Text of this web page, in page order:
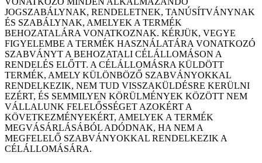
JOGSZABÁLYNAK, RENDELETNEK, TANÚSÍTVÁNYNAK
ÉS SZABÁLYNAK, AMELYEK A TERMÉK
BEHOZATALÁRA VONATKOZNAK. KÉRJÜK, VEGYE
FIGYELEMBE A TERMÉK HASZNÁLATÁRA VONATKOZÓ
SZABVÁNYT A BEHOZATALI CÉLÁLLOMÁSON A
RENDELÉS ELŐTT. A CÉLÁLLOMÁSRA KÜLDÖTT
TERMÉK, AMELY KÜLÖNBÖZŐ SZABVÁNYOKKAL
RENDELKEZIK, NEM TUD VISSZAKÜLDÉSRE KERÜLNI
EZÉRT, ÉS SEMMILYEN KÖRÜLMÉNYEK KÖZÖTT NEM
VÁLLALUNK FELELŐSSÉGET AZOKÉRT A
KÖVETKEZMÉNYEKÉRT, AMELYEK A TERMÉK
MEGVÁSÁRLÁSÁBÓL ADÓDNAK, HA NEM A
MEGFELELŐ SZABVÁNYOKKAL RENDELKEZIK A
CÉLÁLLOMÁSÁRA.